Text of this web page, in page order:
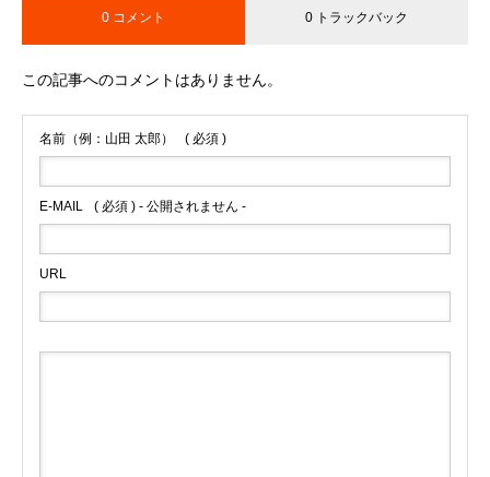
0 コメント 0 トラックバック
この記事へのコメントはありません。
名前（例：山田 太郎） ( 必須 )
E-MAIL ( 必須 ) - 公開されません -
URL